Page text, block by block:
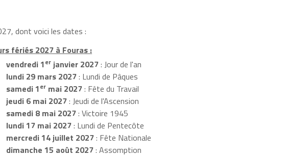
dont voici les dates :
fériés 2027 à Fouras :
vendredi 1erjanvier 2027: Jour de l'an
lundi 29 mars 2027: Lundi de Pâques
samedi 1ermai 2027: Fête du Travail
jeudi 6 mai 2027: Jeudi de l'Ascension
samedi 8 mai 2027: Victoire 1945
lundi 17 mai 2027: Lundi de Pentecôte
mercredi 14 juillet 2027: Fête Nationale
dimanche 15 août 2027: Assomption